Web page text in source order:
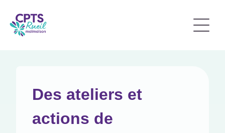
Des ateliers et
actions de